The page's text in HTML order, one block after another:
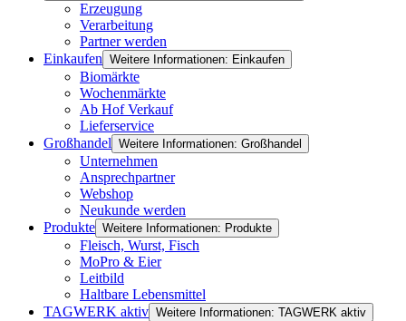
Erzeugung
Verarbeitung
Partner werden
Einkaufen Weitere Informationen: Einkaufen
Biomärkte
Wochenmärkte
Ab Hof Verkauf
Lieferservice
Großhandel Weitere Informationen: Großhandel
Unternehmen
Ansprechpartner
Webshop
Neukunde werden
Produkte Weitere Informationen: Produkte
Fleisch, Wurst, Fisch
MoPro & Eier
Leitbild
Haltbare Lebensmittel
TAGWERK aktiv Weitere Informationen: TAGWERK aktiv